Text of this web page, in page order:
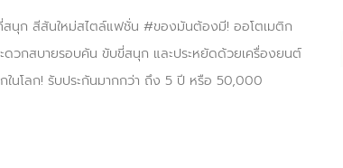
สนุก สีสันใหม่สไตล์แฟชั่น #ของมันต้องมี! ออโตเมติก
วกสบายรอบคัน ขับขี่สนุก และประหยัดด้วยเครื่องยนต์
ในโลก! รับประกันมากกว่า ถึง 5 ปี หรือ 50,000